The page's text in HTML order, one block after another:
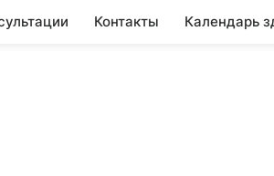
Контакты Календарь